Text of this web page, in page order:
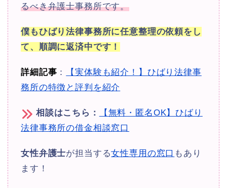
るべき弁護士事務所です。
僕もひばり法律事務所に任意整理の依頼をし
て、順調に返済中です！
詳細記事 ：
【実体験も紹介！】ひばり法律事
務所の特徴と評判を紹介
相談はこちら：
【無料・匿名OK】ひばり
法律事務所の借金相談窓口
女性弁護士が担当する女性専用の窓口 もあり
ます！